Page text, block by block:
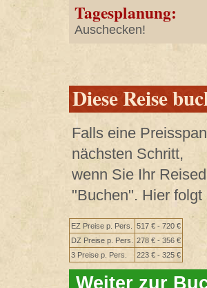
Tagesplanung:
Auschecken!
Diese Reise
Falls eine
nächsten Schritt,
wenn Sie Ihr
"Buchen". Hier
EZ Preise p. Pers.
517 € - 720 €
DZ Preise p. Pers.
278 € - 356 €
3 Preise p. Pers.
223 € - 325 €
Weiter zur